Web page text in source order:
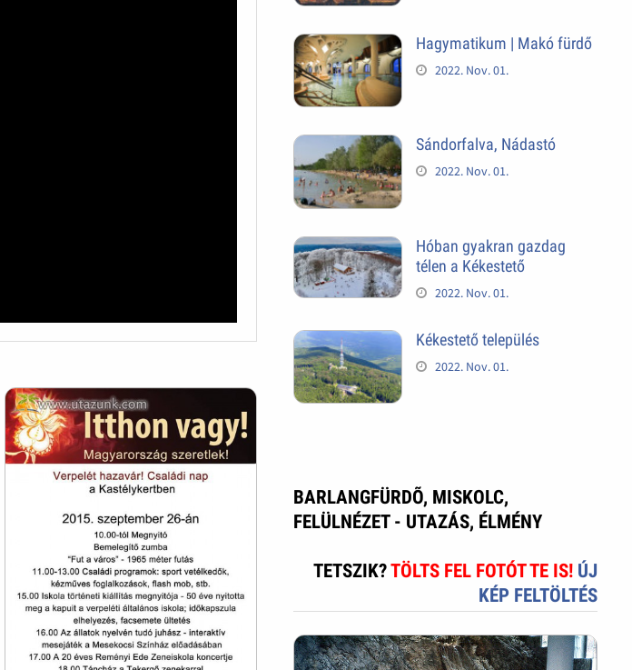
Hagymatikum | Makó fürdő
2022. Nov. 01.
Sándorfalva, Nádastó
2022. Nov. 01.
Hóban gyakran gazdag
télen a Kékestető
2022. Nov. 01.
Kékestető település
2022. Nov. 01.
BARLANGFÜRDÕ, MISKOLC,
FELÜLNÉZET - UTAZÁS, ÉLMÉNY
TETSZIK?TÖLTS FEL FOTÓT TE IS! ÚJ
KÉP FELTÖLTÉS